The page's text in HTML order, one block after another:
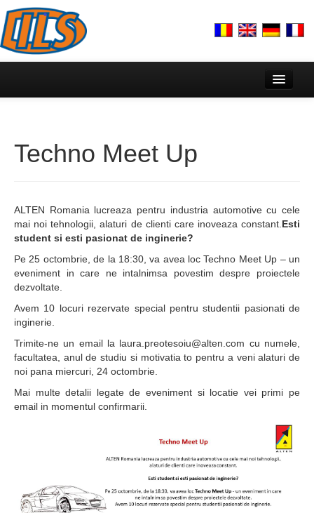
Echipa
Lectorat Francez & AUF
Activitate
Plan strategic cercetare DILS
Laboratoare
Publicatii
Proiecte
Extracurricular
Hardcore entrepreneur
Techno Meet Up
ALTEN Romania lucreaza pentru industria automotive cu cele
mai noi tehnologii, alaturi de clienti care inoveaza constant. Esti
student si esti pasionat de inginerie?
Pe 25 octombrie, de la 18:30, va avea loc Techno Meet Up – un
eveniment in care ne intalnimsa povestim despre proiectele
dezvoltate.
Avem 10 locuri rezervate special pentru studentii pasionati de
inginerie.
Trimite-ne un email la laura.preotesoiu@alten.com cu numele,
facultatea, anul de studiu si motivatia to pentru a veni alaturi de
noi pana miercuri, 24 octombrie.
Mai multe detalii legate de eveniment si locatie vei primi pe
email in momentul confirmarii.